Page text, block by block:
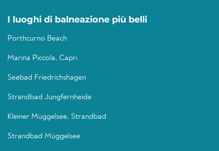
I luoghi di balneazione più belli
Porthcurno Beach
Marina Piccola, Capri
Seebad Friedrichshagen
Strandbad Jungfernheide
Kleiner Müggelsee, Strandbad
Strandbad Müggelsee